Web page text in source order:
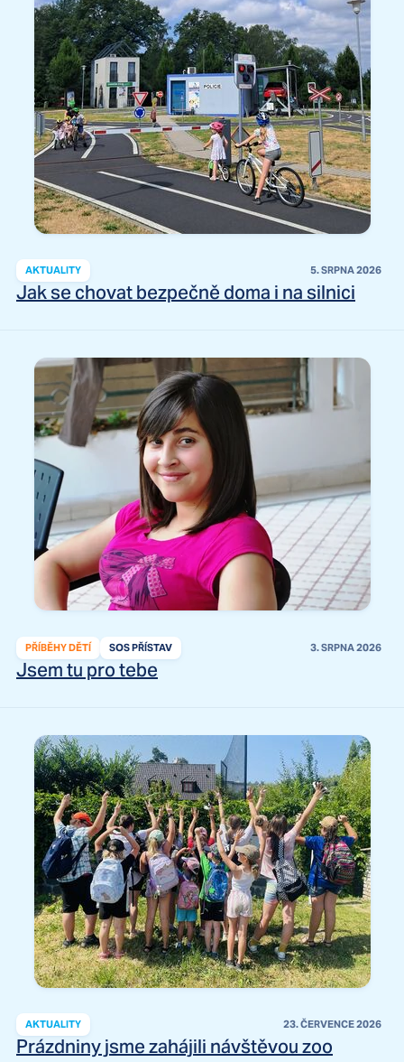
AKTUALITY 5. SRPNA 2026
Jak se chovat bezpečně doma i na silnici
PŘÍBĚHY DĚTÍ SOS PŘÍSTAV 3. SRPNA 2026
Jsem tu pro tebe
AKTUALITY 23. ČERVENCE 2026
Prázdniny jsme zahájili návštěvou zoo